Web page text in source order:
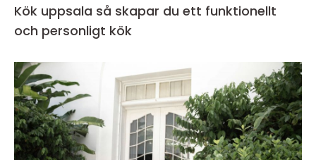
Kök uppsala så skapar du ett funktionellt
och personligt kök